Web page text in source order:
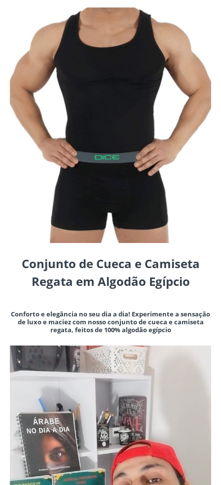
Conjunto de Cueca e Camiseta
Regata em Algodão Egípcio
Conforto e elegância no seu dia a dia! Experimente a sensação
de luxo e maciez com nosso conjunto de cueca e camiseta
regata, feitos de 100% algodão egípcio